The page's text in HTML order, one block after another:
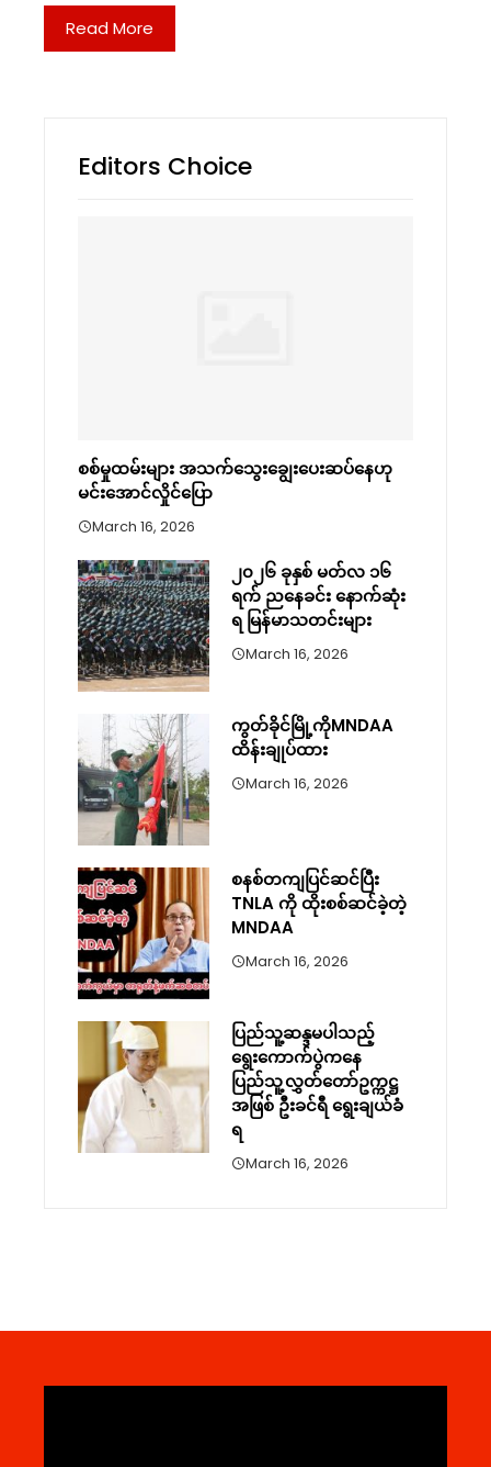
Read More
Editors Choice
စစ်မှုထမ်းများ အသက်သွေးချွေးပေးဆပ်နေဟု
မင်းအောင်လှိုင်ပြော
March 16, 2026
၂၀၂၆ ခုနှစ် မတ်လ ၁၆
ရက် ညနေခင်း နောက်ဆုံး
ရ မြန်မာသတင်းများ
March 16, 2026
ကွတ်ခိုင်မြို့ကိုMNDAA
ထိန်းချုပ်ထား
March 16, 2026
စနစ်တကျပြင်ဆင်ပြီး
TNLA ကို ထိုးစစ်ဆင်ခဲ့တဲ့
MNDAA
March 16, 2026
ပြည်သူ့ဆန္ဒမပါသည့်
ရွေးကောက်ပွဲကနေ
ပြည်သူ့လွှတ်တော်ဥက္ကဋ္ဌ
အဖြစ် ဦးခင်ရီ ရွေးချယ်ခံ
ရ
March 16, 2026